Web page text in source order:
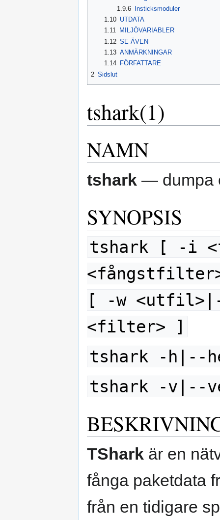
1.9.6 Insticksmoduler
1.10 UTDATA
1.11
MILJÖVARIABLER
1.12 SE ÄVEN
1.13 ANMÄRKNINGAR
1.14
FÖRFATTARE
2 Sidslut
tshark(1)
NAMN
tshark — dumpa
SYNOPSIS
tshark [ -i
[ -w
<filter> ]
tshark -h|--
tshark -v|--
TShark är en
fånga paketdata
från en tidigare